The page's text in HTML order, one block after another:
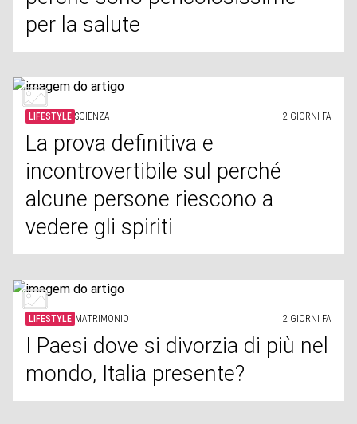
per la salute
LIFESTYLE SCIENZA 2 GIORNI FA
La prova definitiva e
incontrovertibile sul perché
alcune persone riescono a
vedere gli spiriti
LIFESTYLE MATRIMONIO 2 GIORNI FA
I Paesi dove si divorzia di più nel
mondo, Italia presente?